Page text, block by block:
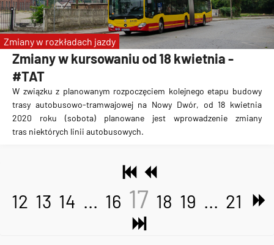
Zmiany w kursowaniu od 18 kwietnia -
#TAT
W związku z planowanym rozpoczęciem kolejnego etapu budowy
trasy autobusowo-tramwajowej na Nowy Dwór, od 18 kwietnia
2020 roku (sobota) planowane jest wprowadzenie zmiany
tras niektórych linii autobusowych.
Zmiany w rozkładach jazdy
12 13 14 ... 16 17 18 19 ... 21